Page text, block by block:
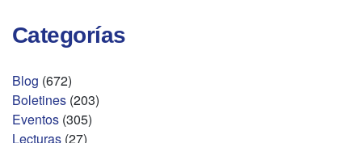
Categorías
Blog (672)
Boletines (203)
Eventos (305)
Lecturas (27)